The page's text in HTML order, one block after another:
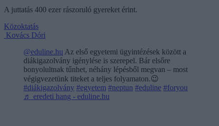
A juttatás 400 ezer rászoruló gyereket érint.
Közoktatás
Kovács Dóri
@eduline.hu Az első egyetemi ügyintézések között a
diákigazolvány igénylése is szerepel. Bár elsőre
bonyolultnak tűnhet, néhány lépésből megvan – most
végigvezetünk titeket a teljes folyamaton.😉
#diákigazolvány #egyetem #neptun #eduline #foryou
♬ eredeti hang - eduline.hu